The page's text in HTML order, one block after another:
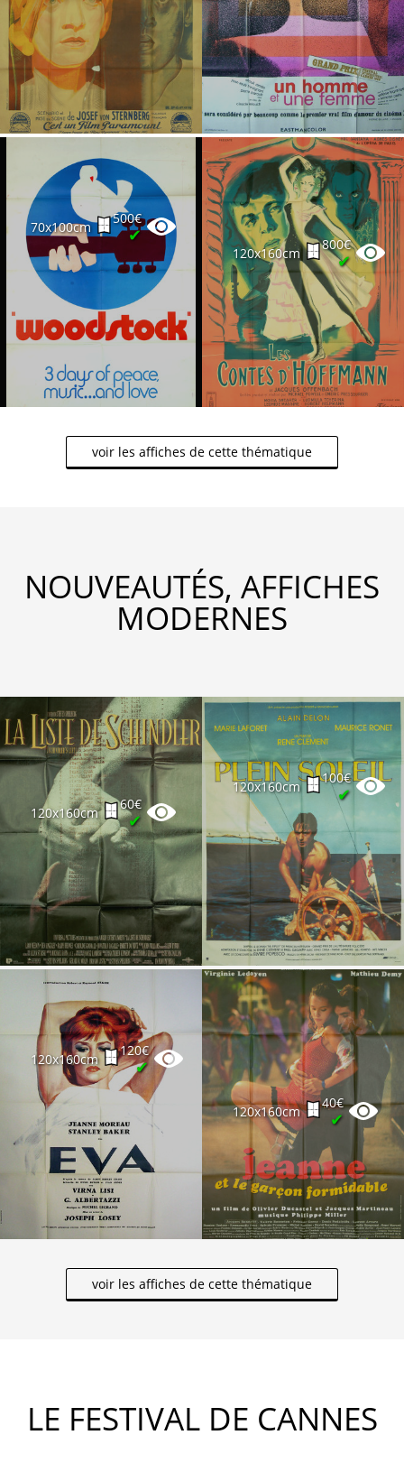
70x100cm
500€
✔
120x160cm
800€
✔
voir les affiches de cette thématique
NOUVEAUTÉS, AFFICHES
MODERNES
120x160cm
60€
✔
120x160cm
100€
✔
120x160cm
120€
✔
120x160cm
40€
✔
voir les affiches de cette thématique
LE FESTIVAL DE CANNES